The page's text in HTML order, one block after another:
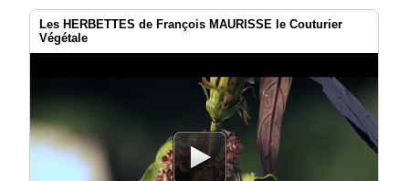
TvLocale
France
Accueil
Agenda
Les HERBETTES de François MAURISSE le Couturier
Végétale